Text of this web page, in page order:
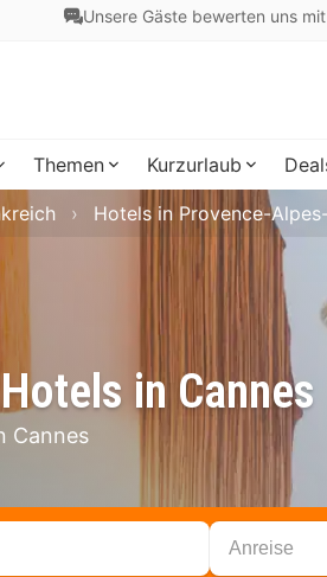
Unsere Gäste bewerten uns
Themen Kurzurlaub
in Cannes
Cannes
Hotels in Provence-
Anreise